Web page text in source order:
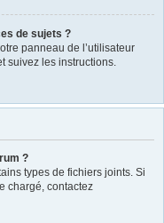
de sujets ?
panneau de l’utilisateur
suivez les instructions.
?
types de fichiers joints. Si
chargé, contactez